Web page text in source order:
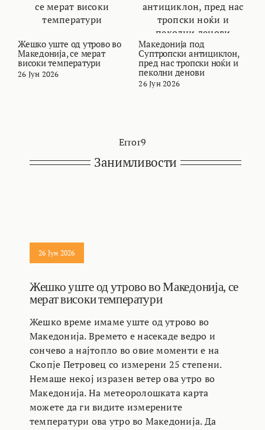
Жешко уште од утрово во
Македонија, се мерат
високи температури
26 Јун 2026
Македонија под
Суптропски антициклон,
пред нас тропски ноќи и
пеколни денови
26 Јун 2026
Error9
Занимливости
26 Јун 2026
Жешко уште од утрово во Македонија, се
мерат високи температури
Жешко време имаме уште од утрово во
Македонија. Времето е насекаде ведро и
сончево а најтопло во овие моменти е на
Скопје Петровец со измерени 25 степени.
Немаше некој изразен ветер ова утро во
Македонија. На метеоролошката карта
можете да ги видите измерените
температури ова утро во Македонија. Да